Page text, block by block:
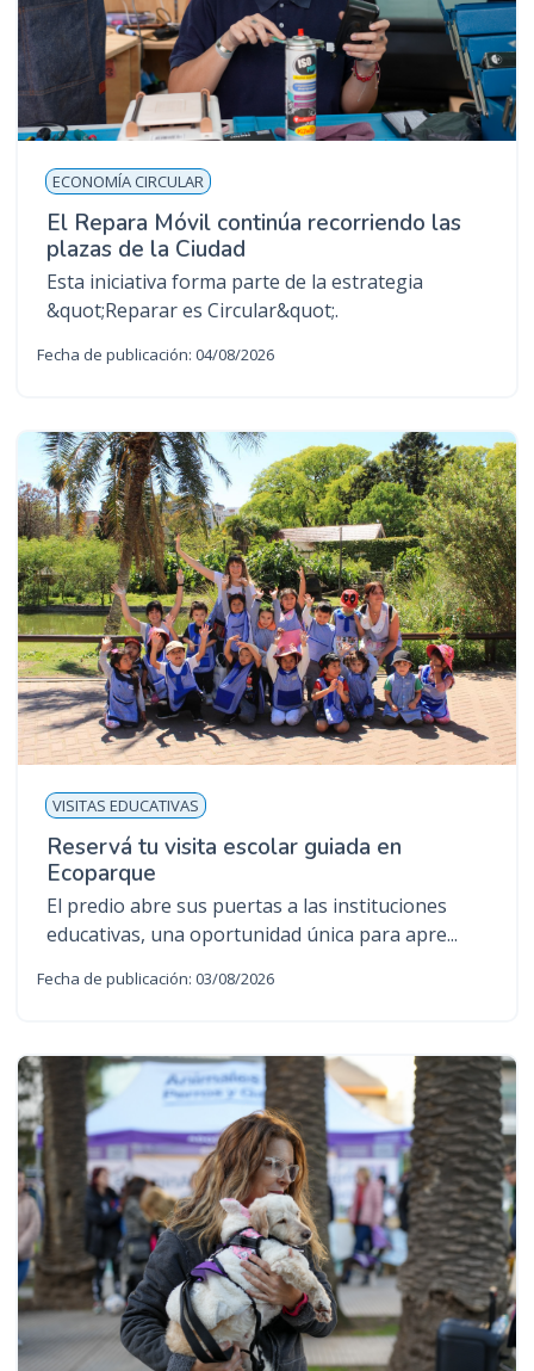
ECONOMÍA CIRCULAR
El Repara Móvil continúa recorriendo las
plazas de la Ciudad
Esta iniciativa forma parte de la estrategia
&quot;Reparar es Circular&quot;.
Fecha de publicación: 04/08/2026
VISITAS EDUCATIVAS
Reservá tu visita escolar guiada en
Ecoparque
El predio abre sus puertas a las instituciones
educativas, una oportunidad única para apre...
Fecha de publicación: 03/08/2026